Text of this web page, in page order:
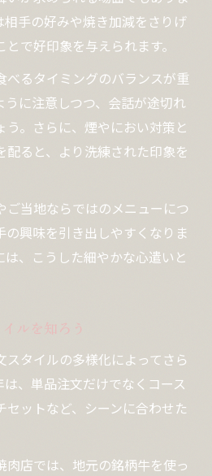
相手の好みや焼き加減をさりげ
で好印象を与えられます。
べるタイミングのバランスが重
に注意しつつ、会話が途切れ
。さらに、煙やにおい対策と
配ると、より洗練された印象を
当地ならではのメニューにつ
の興味を引き出しやすくなりま
、こうした細やかな心遣いと
ルを知ろう
タイルの多様化によってさら
、単品注文だけでなくコース
ットなど、シーンに合わせた
店では、地元の銘柄牛を使っ